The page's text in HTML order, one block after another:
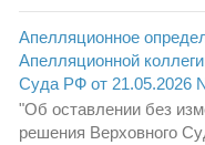
Апелляционное
Апелляционной
Суда РФ от 21.05.2026
"Об оставлении без
решения Верховного